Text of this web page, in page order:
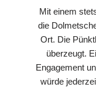
Mit einem
die
Ort. Die
überzeugt.
Engagement
würde